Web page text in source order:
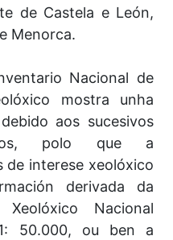
de Castela e León,
Menorca.
Nacional de
mostra unha
aos sucesivos
polo que a
de interese xeolóxico
derivada da
Nacional
50.000, ou ben a